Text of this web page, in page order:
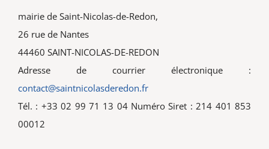
mairie de Saint-Nicolas-de-Redon,
26 rue de Nantes
44460 SAINT-NICOLAS-DE-REDON
Adresse de courrier électronique :
contact@saintnicolasderedon.fr
Tél. : +33 02 99 71 13 04 Numéro Siret : 214 401 853
00012